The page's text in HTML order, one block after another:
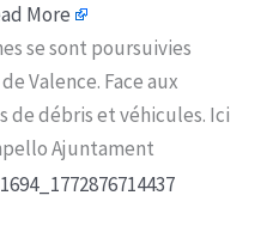
More
se sont poursuivies
Valence. Face aux
de débris et véhicules. Ici
Ajuntament